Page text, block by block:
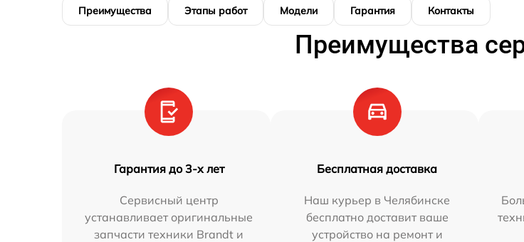
Преимущества Этапы работ Модели Гарантия Контакты
Преимущества
Гарантия до 3-х лет
Сервисный центр
устанавливает оригинальные
запчасти техники Brandt и
Бесплатная доставка
Наш курьер в Челябинске
бесплатно доставит ваше
устройство на ремонт и